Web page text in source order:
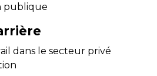
publique
dans le secteur privé